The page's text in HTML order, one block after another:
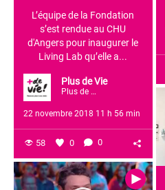
L’équipe de la Fondation
s’est rendue au CHU
d'Angers pour inaugurer le
Living Lab qu’elle a...
Plus de Vie
Plus de Vie
22 novembre 2018 11 h 56 min
58 0 0